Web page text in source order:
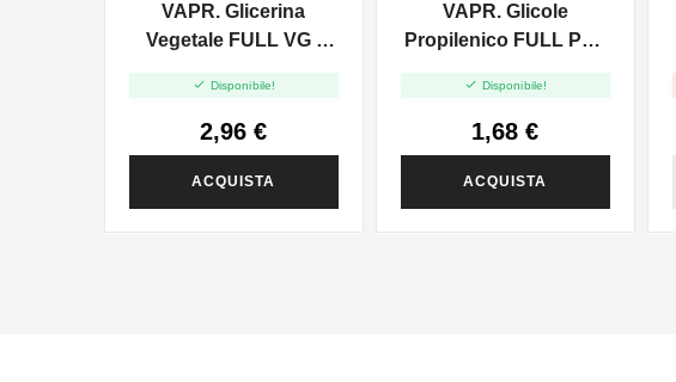
VAPR. Glicerina
Vegetale FULL VG -
 Disponibile!
2,96 €
ACQUISTA
VAPR. Glicole
Propilenico FULL PG -
 Disponibile!
1,68 €
ACQUISTA